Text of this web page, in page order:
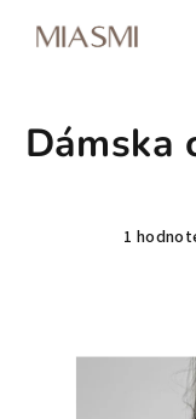
Dámska
z
1